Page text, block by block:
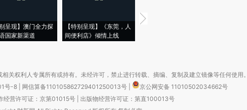
别呈现】澳门全力探
国家新渠道
【特别呈现】《东莞，人
间便利店》倾情上线
【推广】走进第四届链博
关权利人专属所有或持有。未经许可，禁止进行转载、摘编、复制及建立镜像等任何使用。
号-8 网信算备110105862729401250013号
京公网安备 11010502034662号
经营许可证：京第01015号| 出版物经营许可证：第直100013号